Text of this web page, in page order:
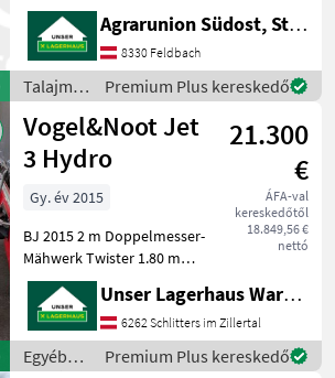
neuwertigem Zustand steht
zum Verkauf! Dieses Modell
besticht durch seine
hochwertige Ausstattung
und Flexibilität, die es zu
Agrarunion Südost, Standort Gniebing
8330 Feldbach
Talajművelő
gépek /
Vogel&Noot
Premium Plus kereskedő
Vogel&Noot Jet
3 Hydro
21.300
€
ÁFA-val
kereskedőtől
18.849,56 €
nettó
Gy. év 2015
BJ 2015 2 m Doppelmesser-
Mähwerk Twister 1.80 m
Bandrechen 2 m
Wiesenegge Informieren Sie
sich bitte vor Fahrt-Antritt
telefonisch, ob die von
Ihnenangefragte Ma
Unser Lagerhaus Warenhandelsges.m.b.H.
6262 Schlitters im Zillertal
Egyéb
Premium Plus kereskedő